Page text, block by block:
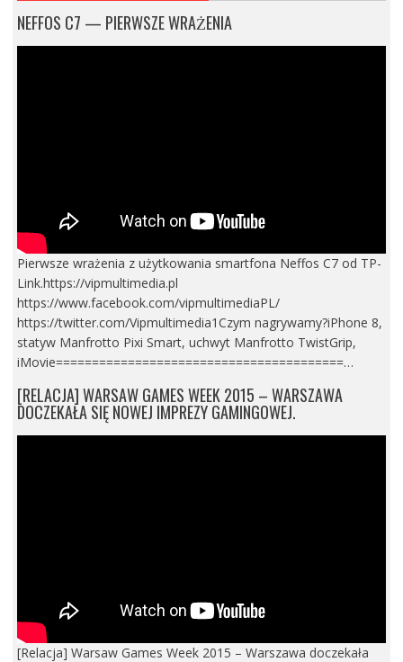
NEFFOS C7 — PIERWSZE WRAŻENIA
Pierwsze wrażenia z użytkowania smartfona Neffos C7 od TP-
Link.https://vipmultimedia.pl
https://www.facebook.com/vipmultimediaPL/
https://twitter.com/Vipmultimedia1Czym nagrywamy?iPhone 8,
statyw Manfrotto Pixi Smart, uchwyt Manfrotto TwistGrip,
iMovie========================================…
[RELACJA] WARSAW GAMES WEEK 2015 – WARSZAWA
DOCZEKAŁA SIĘ NOWEJ IMPREZY GAMINGOWEJ.
[Relacja] Warsaw Games Week 2015 – Warszawa doczekała